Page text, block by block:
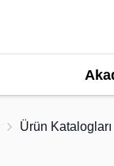
Ürün Katalogları